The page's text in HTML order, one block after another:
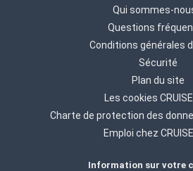
Qui sommes-
Questions
Conditions générales
Sécurité
Plan du site
Les cookies
Charte de protection des
Emploi chez
Information sur votre